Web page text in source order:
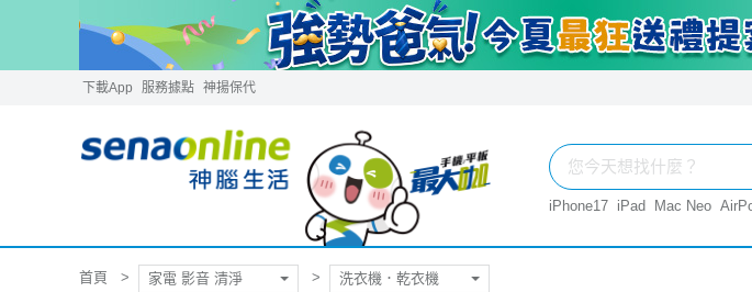
下載App 服務據點 神揚保代
iPhone17 iPad Mac Neo
首頁 家電 影音 清淨 洗衣機．乾衣機